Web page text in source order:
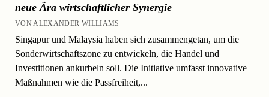
neue Ära wirtschaftlicher Synergie
VON ALEXANDER WILLIAMS
Singapur und Malaysia haben sich zusammengetan, um die
Sonderwirtschaftszone zu entwickeln, die Handel und
Investitionen ankurbeln soll. Die Initiative umfasst innovative
Maßnahmen wie die Passfreiheit,...